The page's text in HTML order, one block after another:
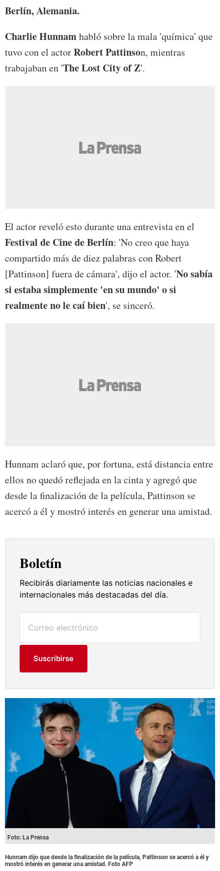
Berlín, Alemania.
Charlie Hunnamhabló sobre la mala 'química' que
tuvo con el actorRobert Pattinson, mientras
trabajaban en 'The Lost City of Z'.
El actor reveló esto durante una entrevista en el
Festival de Cine de Berlín: 'No creo que haya
compartido más de diez palabras con Robert
[Pattinson] fuera de cámara', dijo el actor. 'No sabía
si estaba simplemente 'en su mundo' o si
realmente no le caí bien', se sinceró.
Hunnam aclaró que, por fortuna, está distancia entre
ellos no quedó reflejada en la cinta y agregó que
desde la finalización de la película, Pattinson se
acercó a él y mostró interés en generar una amistad.
Boletín
Recibirás diariamente las noticias nacionales e
internacionales más destacadas del día.
Suscribirse
Foto: La Prensa
Hunnam dijo que desde la finalización de la película, Pattinson se acercó a él y
mostró interés en generar una amistad. Foto AFP